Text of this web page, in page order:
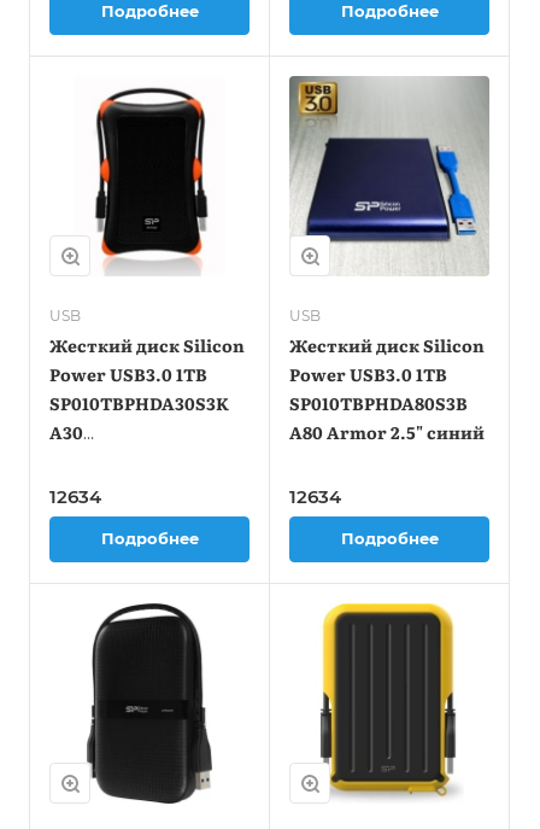
Подробнее Подробнее
USB
Жесткий диск Silicon
Power USB3.0 1TB
SP010TBPHDA30S3K
A30
Armor 2.5" черный
12634
Подробнее
USB
Жесткий диск Silicon
Power USB3.0 1TB
SP010TBPHDA80S3B
A80 Armor 2.5" синий
12634
Подробнее